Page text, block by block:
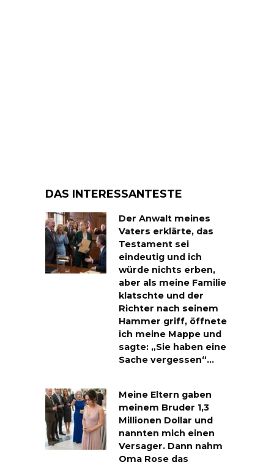
DAS INTERESSANTESTE
Der Anwalt meines
Vaters erklärte, das
Testament sei
eindeutig und ich
würde nichts erben,
aber als meine Familie
klatschte und der
Richter nach seinem
Hammer griff, öffnete
ich meine Mappe und
sagte: „Sie haben eine
Sache vergessen“…
Meine Eltern gaben
meinem Bruder 1,3
Millionen Dollar und
nannten mich einen
Versager. Dann nahm
Oma Rose das